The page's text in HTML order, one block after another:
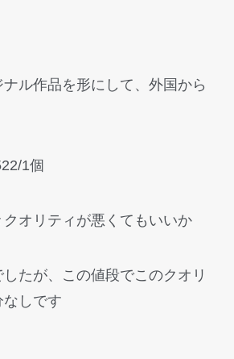
ル作品を形にして、外国から
1個
オリティが悪くてもいいか
たが、この値段でこのクオリ
しです